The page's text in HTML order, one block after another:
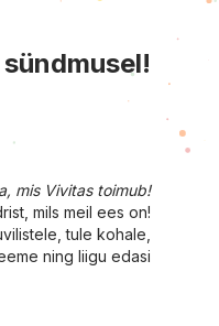
mis Vivitas toimub!
mils meil ees on!
tule kohale,
ning liigu edasi